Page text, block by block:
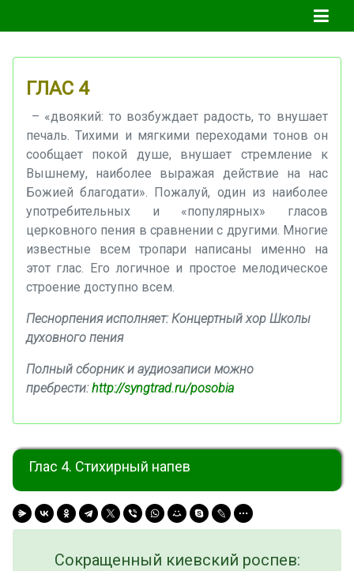
ГЛАС 4
– «двоякий: то возбуждает радость, то внушает
печаль. Тихими и мягкими переходами тонов он
сообщает покой душе, внушает стремление к
Вышнему, наиболее выражая действие на нас
Божией благодати». Пожалуй, один из наиболее
употребительных и «популярных» гласов
церковного пения в сравнении с другими. Многие
известные всем тропари написаны именно на
этот глас. Его логичное и простое мелодическое
строение доступно всем.
Песнорпения исполняет: Концертный хор Школы
духовного пения
Полный сборник и аудиозаписи можно
пребрести:http://syngtrad.ru/posobia
Глас 4. Стихирный напев
Сокращенный киевский роспев: